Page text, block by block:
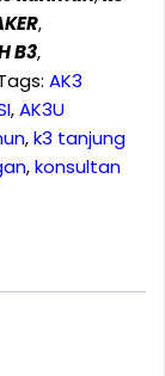
,
B3,
AK3
,AK3U
,k3 tanjung
,konsultan